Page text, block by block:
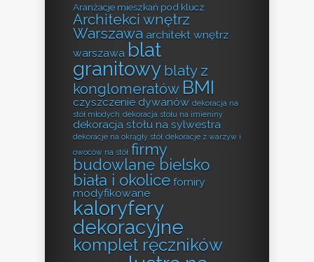
Aranżacje mieszkań pod klucz
Architekci wnętrz
Warszawa architekt wnętrz
warszawa blat
granitowy blaty z
konglomeratów BMI
czyszczenie dywanów dekoracja na
stół młodych dekoracja stołu na imieniny
dekoracja stołu na sylwestra
dekoracje na okrągły stół dekoracje z warzyw i
owoców na stół firmy
budowlane bielsko
biała i okolice forniry
modyfikowane
kaloryfery
dekoracyjne
komplet ręczników